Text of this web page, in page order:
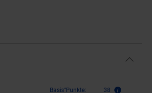
Basis°Punkte:
38